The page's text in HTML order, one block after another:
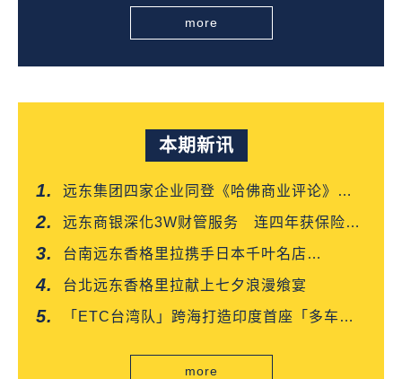
more
本期新讯
远东集团四家企业同登《哈佛商业评论》
「台湾企业领袖100强」
远东商银深化3W财管服务 连四年获保险信
望爱双奖肯定
台南远东香格里拉携手日本千叶名店
「CROISSANT」 得奖可颂抢先上市
台北远东香格里拉献上七夕浪漫飨宴
「ETC台湾队」跨海打造印度首座「多车道
more